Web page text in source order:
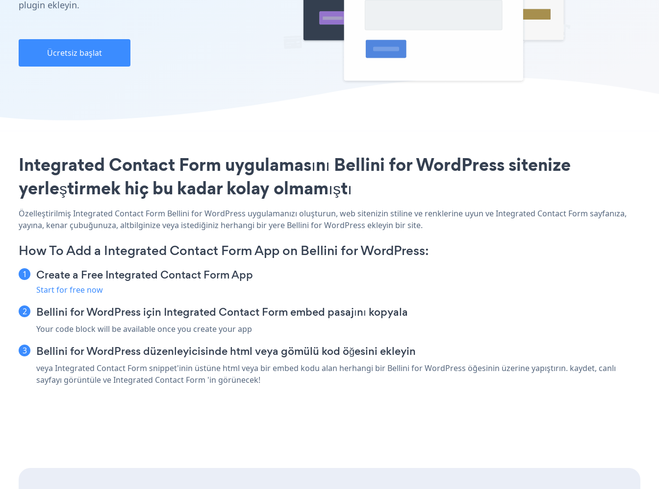
plugin ekleyin.
Ücretsiz başlat
Integrated Contact Form uygulamasını Bellini for WordPress sitenize
yerleştirmek hiç bu kadar kolay olmamıştı
Özelleştirilmiş Integrated Contact Form Bellini for WordPress uygulamanızı oluşturun, web sitenizin stiline ve renklerine uyun ve Integrated Contact Form sayfanıza,
yayına, kenar çubuğunuza, altbilginize veya istediğiniz herhangi bir yere Bellini for WordPress ekleyin bir site.
How To Add a Integrated Contact Form App on Bellini for WordPress:
Create a Free Integrated Contact Form App
Start for free now
Bellini for WordPress için Integrated Contact Form embed pasajını kopyala
Your code block will be available once you create your app
Bellini for WordPress düzenleyicisinde html veya gömülü kod öğesini ekleyin
veya Integrated Contact Form snippet'inin üstüne html veya bir embed kodu alan herhangi bir Bellini for WordPress öğesinin üzerine yapıştırın. kaydet, canlı
sayfayı görüntüle ve Integrated Contact Form 'in görünecek!